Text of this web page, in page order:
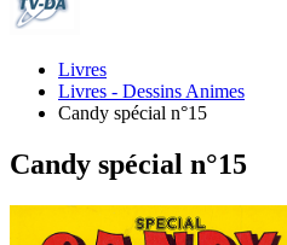
Livres
Livres - Dessins Animes
Candy spécial n°15
Candy spécial n°15